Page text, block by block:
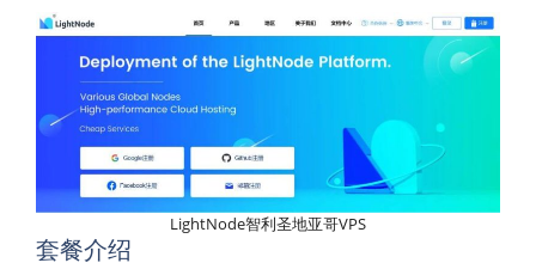
LightNode智利圣地亚哥VPS
套餐介绍